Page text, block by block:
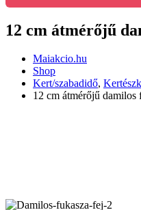
12 cm átmérőjű
Maiakcio.hu
Shop
Kert/szabadidő,
12 cm átmérőjű